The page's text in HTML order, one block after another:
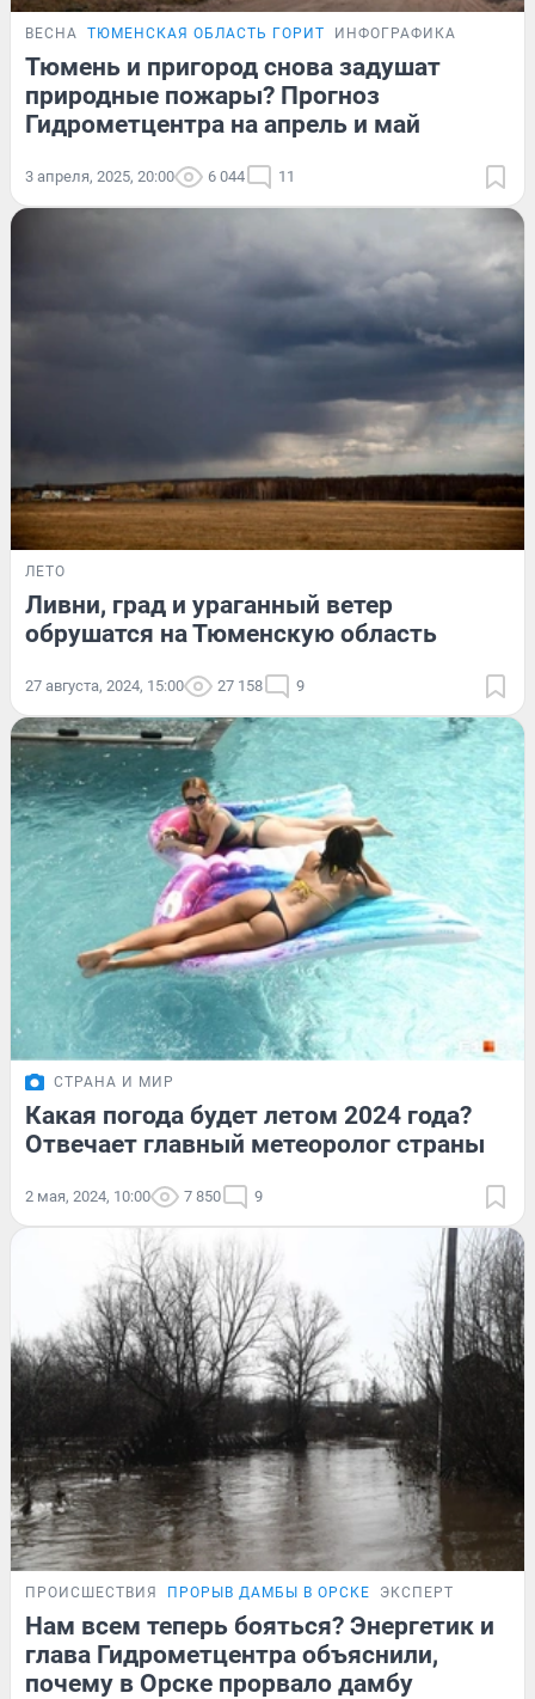
ВЕСНА ТЮМЕНСКАЯ ОБЛАСТЬ ГОРИТ ИНФОГРАФИКА
Тюмень и пригород снова задушат
природные пожары? Прогноз
Гидрометцентра на апрель и май
3 апреля, 2025, 20:00 6 044 11
ЛЕТО
Ливни, град и ураганный ветер
обрушатся на Тюменскую область
27 августа, 2024, 15:00 27 158 9
СТРАНА И МИР
Какая погода будет летом 2024 года?
Отвечает главный метеоролог страны
2 мая, 2024, 10:00 7 850 9
ПРОИСШЕСТВИЯ ПРОРЫВ ДАМБЫ В ОРСКЕ ЭКСПЕРТ
Нам всем теперь бояться? Энергетик и
глава Гидрометцентра объяснили,
почему в Орске прорвало дамбу